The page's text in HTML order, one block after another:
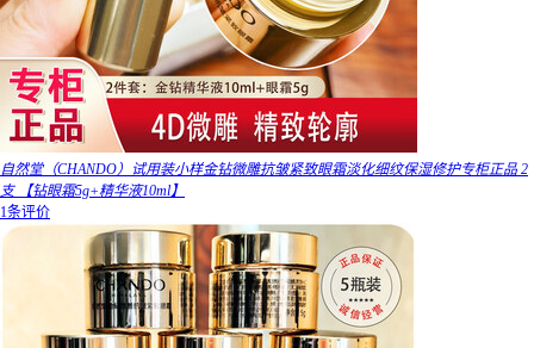
自然堂（CHANDO）试用装小样金钻微雕抗皱紧致眼霜淡化细纹保湿修护专柜正品 2
支 【钻眼霜5g+精华液10ml】
1条评价